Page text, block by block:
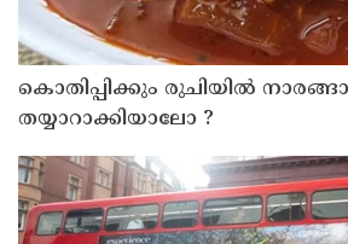
കൊതിപ്പിക്കും രുചിയിൽ
തയ്യാറാക്കിയാലോ ?